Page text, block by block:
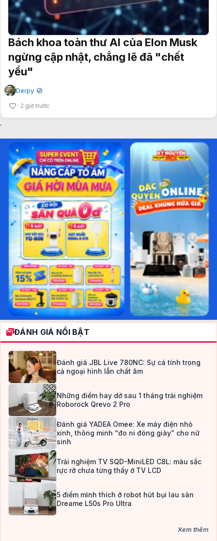
Bách khoa toàn thư AI của Elon Musk
ngừng cập nhật, chẳng lẽ đã "chết
yểu"
Derpy ✔
2 giờ trước
ĐÁNH GIÁ NỔI BẬT
Đánh giá JBL Live 780NC: Sự cá tính trong
cả ngoại hình lẫn chất âm
Những điểm hay dở sau 1 tháng trải nghiệm
Roborock Qrevo 2 Pro
Đánh giá YADEA Omee: Xe máy điện nhỏ
xinh, thông minh “đo ni đóng giày” cho nữ
sinh
Trải nghiệm TV SQD-MiniLED C8L: màu sắc
rực rỡ chưa từng thấy ở TV LCD
5 điểm mình thích ở robot hút bụi lau sàn
Dreame L50s Pro Ultra
Xem thêm